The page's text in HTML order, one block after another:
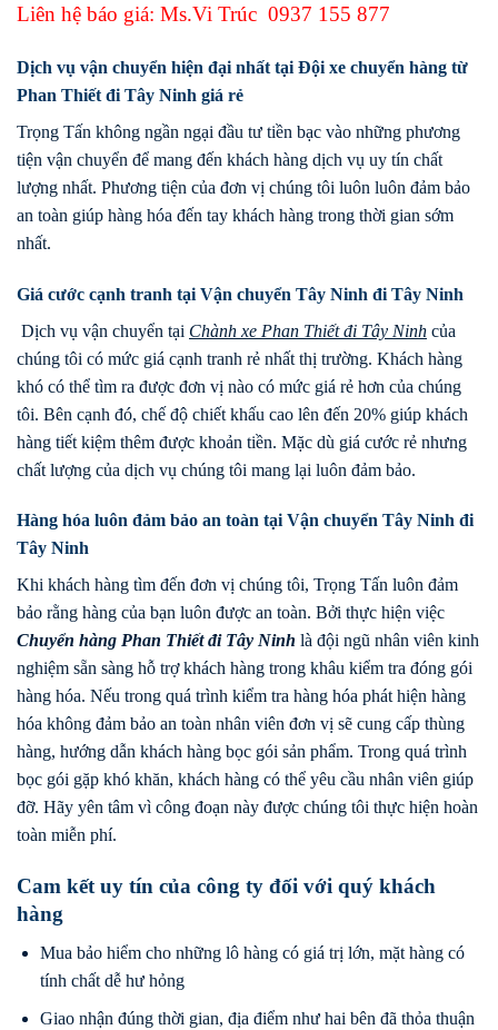
Liên hệ báo giá: Ms.Vi Trúc 0937 155 877
Dịch vụ vận chuyển hiện đại nhất tại Đội xe chuyển hàng từ
Phan Thiết đi Tây Ninh giá rẻ
Trọng Tấn không ngần ngại đầu tư tiền bạc vào những phương
tiện vận chuyển để mang đến khách hàng dịch vụ uy tín chất
lượng nhất. Phương tiện của đơn vị chúng tôi luôn luôn đảm bảo
an toàn giúp hàng hóa đến tay khách hàng trong thời gian sớm
nhất.
Giá cước cạnh tranh tại Vận chuyển Tây Ninh đi Tây Ninh
Dịch vụ vận chuyển tại Chành xe Phan Thiếtđi Tây Ninh của
chúng tôi có mức giá cạnh tranh rẻ nhất thị trường. Khách hàng
khó có thể tìm ra được đơn vị nào có mức giá rẻ hơn của chúng
tôi. Bên cạnh đó, chế độ chiết khấu cao lên đến 20% giúp khách
hàng tiết kiệm thêm được khoản tiền. Mặc dù giá cước rẻ nhưng
chất lượng của dịch vụ chúng tôi mang lại luôn đảm bảo.
Hàng hóa luôn đảm bảo an toàn tại Vận chuyển Tây Ninh đi
Tây Ninh
Khi khách hàng tìm đến đơn vị chúng tôi, Trọng Tấn luôn đảm
bảo rằng hàng của bạn luôn được an toàn. Bởi thực hiện việc
Chuyển hàng Phan Thiếtđi Tây Ninh là đội ngũ nhân viên kinh
nghiệm sẵn sàng hỗ trợ khách hàng trong khâu kiểm tra đóng gói
hàng hóa. Nếu trong quá trình kiểm tra hàng hóa phát hiện hàng
hóa không đảm bảo an toàn nhân viên đơn vị sẽ cung cấp thùng
hàng, hướng dẫn khách hàng bọc gói sản phẩm. Trong quá trình
bọc gói gặp khó khăn, khách hàng có thể yêu cầu nhân viên giúp
đỡ. Hãy yên tâm vì công đoạn này được chúng tôi thực hiện hoàn
toàn miễn phí.
Cam kết uy tín của công ty đối với quý khách
hàng
Mua bảo hiểm cho những lô hàng có giá trị lớn, mặt hàng có
tính chất dễ hư hỏng
Giao nhận đúng thời gian, địa điểm như hai bên đã thỏa thuận